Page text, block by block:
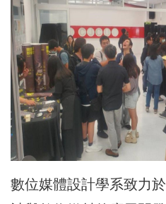
數位媒體設計學系致力